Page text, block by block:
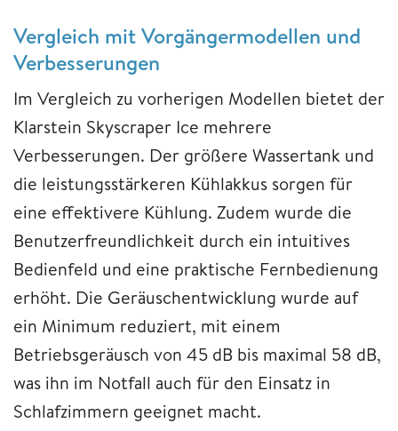
Vergleich mit Vorgängermodellen und
Verbesserungen
Im Vergleich zu vorherigen Modellen bietet der
Klarstein Skyscraper Ice mehrere
Verbesserungen. Der größere Wassertank und
die leistungsstärkeren Kühlakkus sorgen für
eine effektivere Kühlung. Zudem wurde die
Benutzerfreundlichkeit durch ein intuitives
Bedienfeld und eine praktische Fernbedienung
erhöht. Die Geräuschentwicklung wurde auf
ein Minimum reduziert, mit einem
Betriebsgeräusch von 45 dB bis maximal 58 dB,
was ihn im Notfall auch für den Einsatz in
Schlafzimmern geeignet macht.